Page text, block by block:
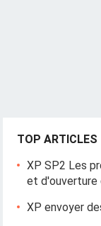
TOP ARTICLES
XP SP2 Les
et d'ouverture
XP envoyer